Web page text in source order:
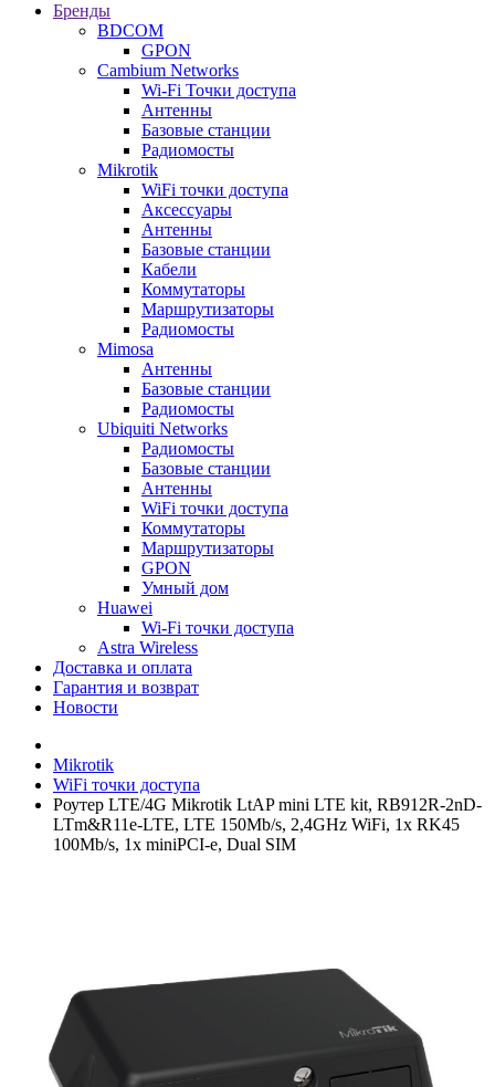
Бренды
BDCOM
GPON
Cambium Networks
Wi-Fi Точки доступа
Антенны
Базовые станции
Радиомосты
Mikrotik
WiFi точки доступа
Аксессуары
Антенны
Базовые станции
Кабели
Коммутаторы
Маршрутизаторы
Радиомосты
Mimosa
Антенны
Базовые станции
Радиомосты
Ubiquiti Networks
Радиомосты
Базовые станции
Антенны
WiFi точки доступа
Коммутаторы
Маршрутизаторы
GPON
Умный дом
Huawei
Wi-Fi точки доступа
Astra Wireless
Доставка и оплата
Гарантия и возврат
Новости
Mikrotik
WiFi точки доступа
Роутер LTE/4G Mikrotik LtAP mini LTE kit, RB912R-2nD-
LTm&R11e-LTE, LTE 150Mb/s, 2,4GHz WiFi, 1x RK45
100Mb/s, 1x miniPCI-e, Dual SIM